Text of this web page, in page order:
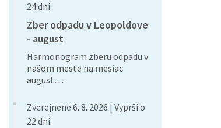
24 dní.
Zber odpadu v Leopoldove
- august
Harmonogram zberu odpadu v
našom meste na mesiac
august…
Zverejnené 6. 8. 2026 | Vyprší o
22 dní.